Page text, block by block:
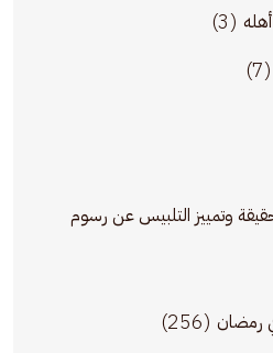
(3)
(7)
وتمييز التلبيس عن رسوم
رمضان (256)